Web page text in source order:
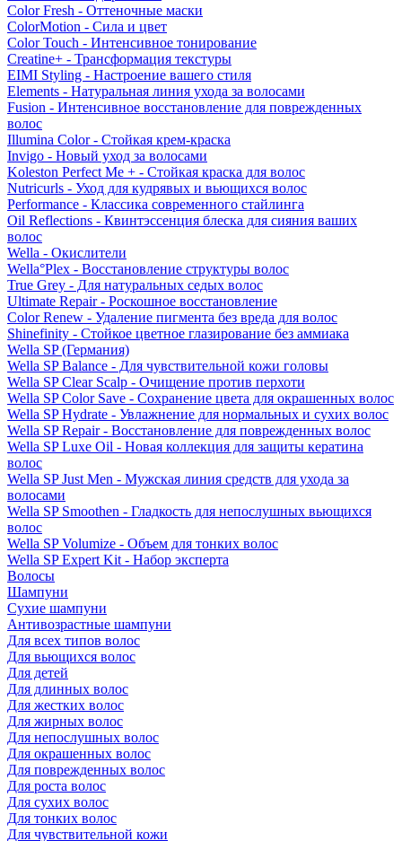
Color Fresh - Оттеночные маски
ColorMotion - Сила и цвет
Color Touch - Интенсивное тонирование
Creatine+ - Трансформация текстуры
EIMI Styling - Настроение вашего стиля
Elements - Натуральная линия ухода за волосами
Fusion - Интенсивное восстановление для поврежденных
волос
Illumina Color - Стойкая крем-краска
Invigo - Новый уход за волосами
Koleston Perfect Me + - Стойкая краска для волос
Nutricurls - Уход для кудрявых и вьющихся волос
Performance - Классика современного стайлинга
Oil Reflections - Квинтэссенция блеска для сияния ваших
волос
Wella - Окислители
Wella°Plex - Восстановление структуры волос
True Grey - Для натуральных седых волос
Ultimate Repair - Роскошное восстановление
Color Renew - Удаление пигмента без вреда для волос
Shinefinity - Стойкое цветное глазирование без аммиака
Wella SP (Германия)
Wella SP Balance - Для чувствительной кожи головы
Wella SP Clear Scalp - Очищение против перхоти
Wella SP Color Save - Сохранение цвета для окрашенных волос
Wella SP Hydrate - Увлажнение для нормальных и сухих волос
Wella SP Repair - Восстановление для поврежденных волос
Wella SP Luxe Oil - Новая коллекция для защиты кератина
волос
Wella SP Just Men - Мужская линия средств для ухода за
волосами
Wella SP Smoothen - Гладкость для непослушных вьющихся
волос
Wella SP Volumize - Объем для тонких волос
Wella SP Expert Kit - Набор эксперта
Волосы
Шампуни
Сухие шампуни
Антивозрастные шампуни
Для всех типов волос
Для вьющихся волос
Для детей
Для длинных волос
Для жестких волос
Для жирных волос
Для непослушных волос
Для окрашенных волос
Для поврежденных волос
Для роста волос
Для сухих волос
Для тонких волос
Для чувствительной кожи